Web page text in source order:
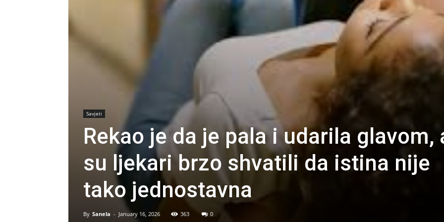
Savjeti
Rekao je da je pala i udarila glavom,
su ljekari brzo shvatili da istina nije
tako jednostavna
By Sanela - January 16, 2026 363 0